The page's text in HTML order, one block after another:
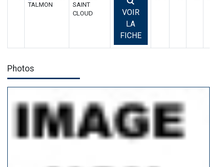
TALMON
SAINT
CLOUD
VOIR
LA
FICHE
Photos